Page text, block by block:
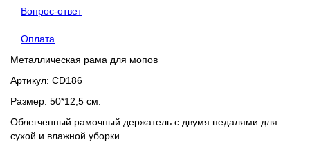
Вопрос-ответ
Оплата
Металлическая рама для мопов
Артикул: CD186
Размер: 50*12,5 см.
Облегченный рамочный держатель с двумя педалями для
сухой и влажной уборки.